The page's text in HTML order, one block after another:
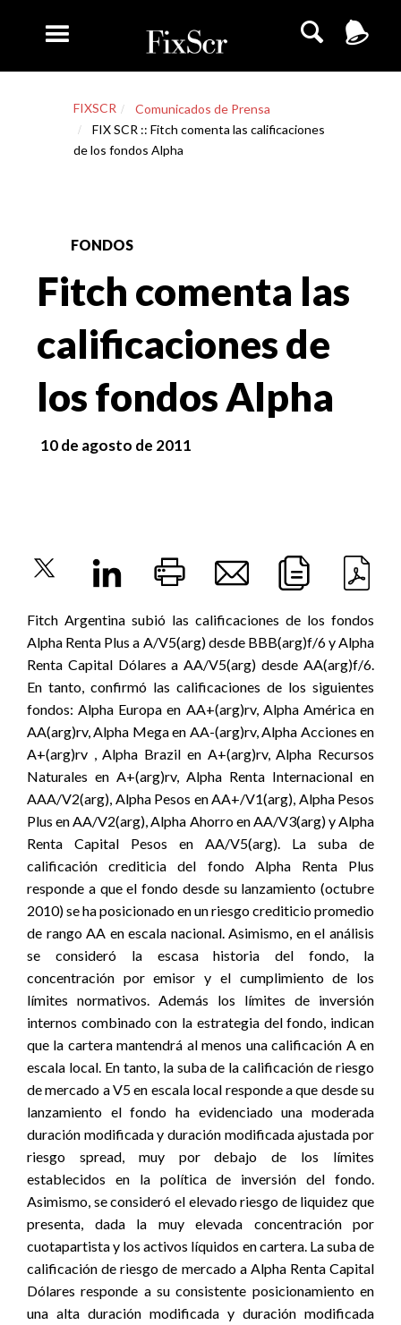
FIXSCR
Comunicados de Prensa
FIX SCR :: Fitch comenta las calificaciones
de los fondos Alpha
FONDOS
Fitch comenta las
calificaciones de
los fondos Alpha
10 de agosto de 2011
Fitch Argentina subió las calificaciones de los fondos
Alpha Renta Plus a A/V5(arg) desde BBB(arg)f/6 y Alpha
Renta Capital Dólares a AA/V5(arg) desde AA(arg)f/6.
En tanto, confirmó las calificaciones de los siguientes
fondos: Alpha Europa en AA+(arg)rv, Alpha América en
AA(arg)rv, Alpha Mega en AA-(arg)rv, Alpha Acciones en
A+(arg)rv , Alpha Brazil en A+(arg)rv, Alpha Recursos
Naturales en A+(arg)rv, Alpha Renta Internacional en
AAA/V2(arg), Alpha Pesos en AA+/V1(arg), Alpha Pesos
Plus en AA/V2(arg), Alpha Ahorro en AA/V3(arg) y Alpha
Renta Capital Pesos en AA/V5(arg). La suba de
calificación crediticia del fondo Alpha Renta Plus
responde a que el fondo desde su lanzamiento (octubre
2010) se ha posicionado en un riesgo crediticio promedio
de rango AA en escala nacional. Asimismo, en el análisis
se consideró la escasa historia del fondo, la
concentración por emisor y el cumplimiento de los
límites normativos. Además los límites de inversión
internos combinado con la estrategia del fondo, indican
que la cartera mantendrá al menos una calificación A en
escala local. En tanto, la suba de la calificación de riesgo
de mercado a V5 en escala local responde a que desde su
lanzamiento el fondo ha evidenciado una moderada
duración modificada y duración modificada ajustada por
riesgo spread, muy por debajo de los límites
establecidos en la política de inversión del fondo.
Asimismo, se consideró el elevado riesgo de liquidez que
presenta, dada la muy elevada concentración por
cuotapartista y los activos líquidos en cartera. La suba de
calificación de riesgo de mercado a Alpha Renta Capital
Dólares responde a su consistente posicionamiento en
una alta duración modificada y duración modificada